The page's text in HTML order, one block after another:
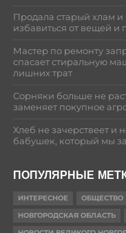
Продала старый хлам и
избавиться от вещей и
Мастер по ремонту
спасает стиральную
лишних трат
Сорняки больше не
заменяет покупное
Хлеб не зачерствеет и
бабушек, который мы
ПОПУЛЯРНЫЕ
ИНТЕРЕСНОЕ ОБЩЕСТВО
НОВГОРОДСКАЯ ОБЛАСТЬ